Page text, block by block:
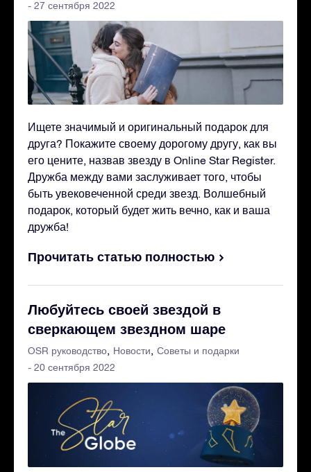
- 27 сентября 2022
Ищете значимый и оригинальный подарок для
друга? Покажите своему дорогому другу, как вы
его цените, назвав звезду в Online Star Register.
Дружба между вами заслуживает того, чтобы
быть увековеченной среди звезд. Волшебный
подарок, который будет жить вечно, как и ваша
дружба!
Прочитать статью полностью
Любуйтесь своей звездой в
сверкающем звездном шаре
OSR руководство Новости
Советы и подарки
- 20 сентября 2022